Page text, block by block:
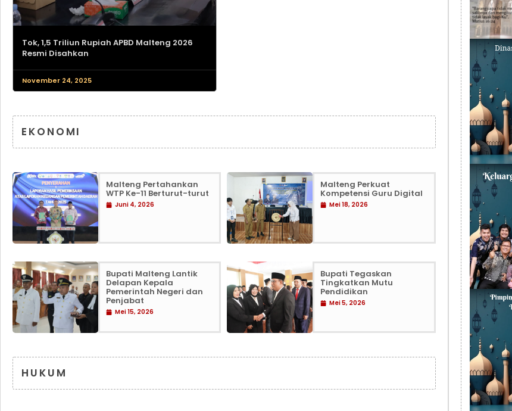
Tok, 1,5 Triliun Rupiah APBD Malteng 2026
Resmi Disahkan
November 24, 2025
EKONOMI
Malteng Pertahankan
WTP Ke-11 Berturut-turut
Juni 4, 2026
Malteng Perkuat
Kompetensi Guru Digital
Mei 18, 2026
Bupati Malteng Lantik
Delapan Kepala
Pemerintah Negeri dan
Penjabat
Mei 15, 2026
Bupati Tegaskan
Tingkatkan Mutu
Pendidikan
Mei 5, 2026
HUKUM